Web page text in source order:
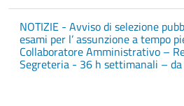
NOTIZIE - Avviso di selezione
esami per l’ assunzione a tempo
Collaboratore Amministrativo –
Segreteria - 36 h settimanali – da